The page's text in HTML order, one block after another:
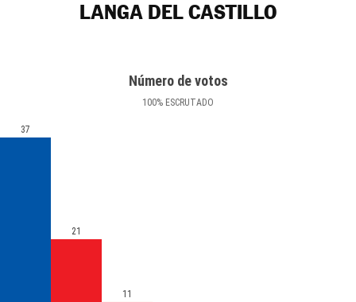
LANGA DEL CASTILLO
Número de votos
100% ESCRUTADO
37
21
11